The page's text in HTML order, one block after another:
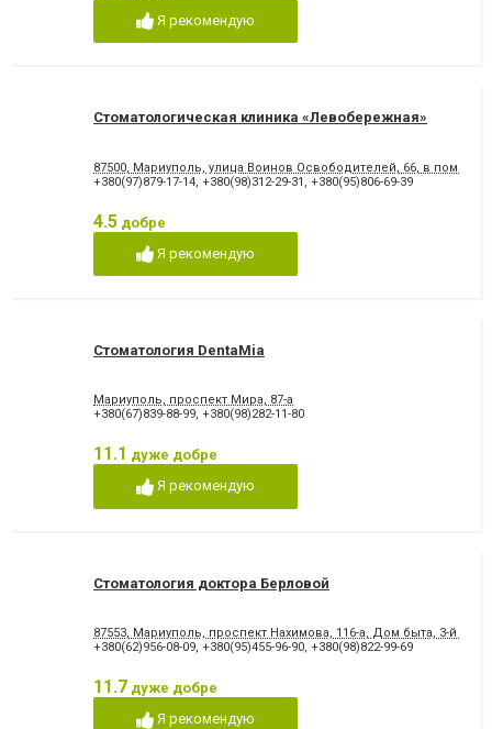
Я рекомендую
Стоматологическая клиника «Левобережная»
87500, Мариуполь, улица Воинов Освободителей, 66, в
+380(97)879-17-14, +380(98)312-29-31 , +380(95)806-69-39
4.5 добре
Я рекомендую
Стоматология DentaMia
Мариуполь, проспект Мира, 87-а
+380(67)839-88-99, +380(98)282-11-80
11.1 дуже добре
Я рекомендую
Стоматология доктора Берловой
87553, Мариуполь, проспект Нахимова, 116-а, Дом быта, 3-й этаж
+380(62)956-08-09, +380(95)455-96-90, +380(98)822-99-69
11.7 дуже добре
Я рекомендую